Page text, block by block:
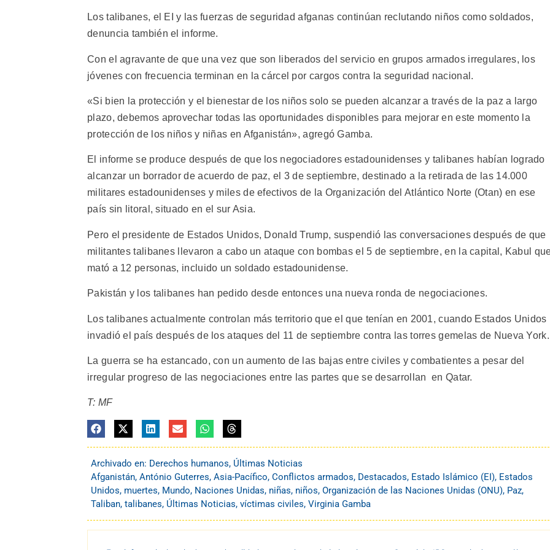
Los talibanes, el EI y las fuerzas de seguridad afganas continúan reclutando niños como soldados,
denuncia también el informe.
Con el agravante de que una vez que son liberados del servicio en grupos armados irregulares, los
jóvenes con frecuencia terminan en la cárcel por cargos contra la seguridad nacional.
«Si bien la protección y el bienestar de los niños solo se pueden alcanzar a través de la paz a largo
plazo, debemos aprovechar todas las oportunidades disponibles para mejorar en este momento la
protección de los niños y niñas en Afganistán», agregó Gamba.
El informe se produce después de que los negociadores estadounidenses y talibanes habían logrado
alcanzar un borrador de acuerdo de paz, el 3 de septiembre, destinado a la retirada de las 14.000
militares estadounidenses y miles de efectivos de la Organización del Atlántico Norte (Otan) en ese
país sin litoral, situado en el sur Asia.
Pero el presidente de Estados Unidos, Donald Trump, suspendió las conversaciones después de que
militantes talibanes llevaron a cabo un ataque con bombas el 5 de septiembre, en la capital, Kabul
mató a 12 personas, incluido un soldado estadounidense.
Pakistán y los talibanes han pedido desde entonces una nueva ronda de negociaciones.
Los talibanes actualmente controlan más territorio que el que tenían en 2001, cuando Estados Unidos
invadió el país después de los ataques del 11 de septiembre contra las torres gemelas de Nueva York.
La guerra se ha estancado, con un aumento de las bajas entre civiles y combatientes a pesar del
irregular progreso de las negociaciones entre las partes que se desarrollan en Qatar.
T: MF
Archivado en: Derechos humanos, Últimas Noticias
Afganistán, António Guterres, Asia-Pacífico, Conflictos armados, Destacados, Estado Islámico (EI), Estados
Unidos, muertes, Mundo, Naciones Unidas, niñas, niños, Organización de las Naciones Unidas (ONU), Paz,
Taliban, talibanes, Últimas Noticias, víctimas civiles, Virginia Gamba